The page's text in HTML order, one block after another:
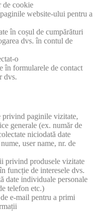
de cookie
website-ului pentru a
în coșul de cumpărături
dvs. în contul de
o
în formularele de contact
dvs.
privind paginile vizitate,
generale (ex. număr de
niciodată date
user name, nr. de
privind produsele vizitate
funcție de interesele dvs.
date individuale personale
telefon etc.)
e-mail pentru a primi